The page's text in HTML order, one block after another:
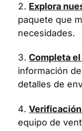
Explora
paquete que
necesidades.
Completa
información
detalles de
equipo de